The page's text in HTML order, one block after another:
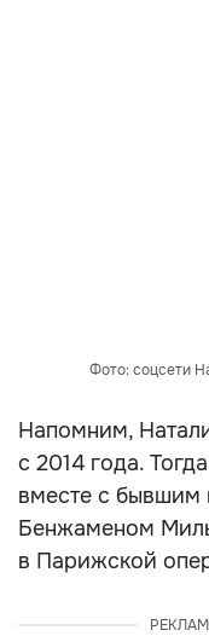
Фото: соцсети
Напомним,
с 2014 года.
вместе с
Бенжаменом
в Парижской